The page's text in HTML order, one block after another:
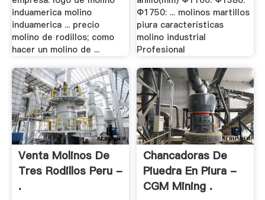
induamerica molino
induamerica ... precio
molino de rodillos; como
hacer un molino de ...
Ф1750: ... molinos martillos
piura características
molino industrial
Profesional
Venta Molinos De
Tres Rodillos Peru -
.
Chancadoras De
Piuedra En Piura -
CGM Mining .